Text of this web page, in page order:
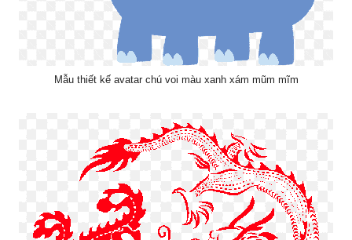
Mẫu thiết kế avatar chú voi màu xanh xám mũm mĩm